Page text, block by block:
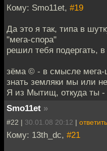
Кому: Smo11et, #19
Да это я так, типа в
"мега-спора"
решил тебя подергать,
зёма © - в смысле мега-
знать земляки мы или
Я из Мытищ, откуда ты -
Smo11et »
#22 | 30.01.08 20:12 | ответить
Кому: 13th_dc, #21